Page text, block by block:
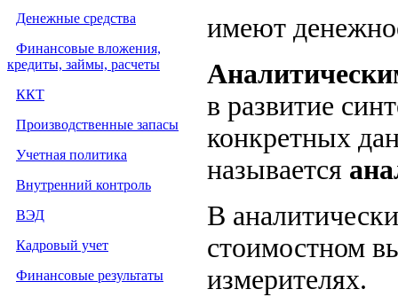
Денежные средства
Финансовые вложения,
кредиты, займы, расчеты
ККТ
Производственные запасы
Учетная политика
Внутренний контроль
ВЭД
Кадровый учет
Финансовые результаты
имеют
в развитие
конкретных
называется
В
стоимостном
измерителях.